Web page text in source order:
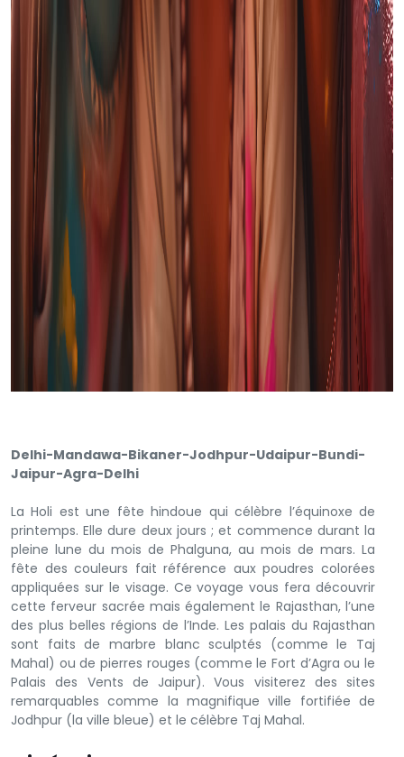
Delhi-Mandawa-Bikaner-Jodhpur-Udaipur-Bundi-
Jaipur-Agra-Delhi
La Holi est une fête hindoue qui célèbre l’équinoxe de
printemps. Elle dure deux jours ; et commence durant la
pleine lune du mois de Phalguna, au mois de mars. La
fête des couleurs fait référence aux poudres colorées
appliquées sur le visage. Ce voyage vous fera découvrir
cette ferveur sacrée mais également le Rajasthan, l’une
des plus belles régions de l’Inde. Les palais du Rajasthan
sont faits de marbre blanc sculptés (comme le Taj
Mahal) ou de pierres rouges (comme le Fort d’Agra ou le
Palais des Vents de Jaipur). Vous visiterez des sites
remarquables comme la magnifique ville fortifiée de
Jodhpur (la ville bleue) et le célèbre Taj Mahal.